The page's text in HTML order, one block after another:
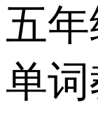
五年
单